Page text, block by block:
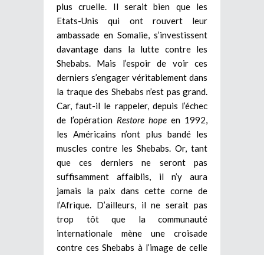
plus cruelle. Il serait bien que les
Etats-Unis qui ont rouvert leur
ambassade en Somalie, s’investissent
davantage dans la lutte contre les
Shebabs. Mais l’espoir de voir ces
derniers s’engager véritablement dans
la traque des Shebabs n’est pas grand.
Car, faut-il le rappeler, depuis l’échec
de l’opération Restore hope en 1992,
les Américains n’ont plus bandé les
muscles contre les Shebabs. Or, tant
que ces derniers ne seront pas
suffisamment affaiblis, il n’y aura
jamais la paix dans cette corne de
l’Afrique. D’ailleurs, il ne serait pas
trop tôt que la communauté
internationale mène une croisade
contre ces Shebabs à l’image de celle